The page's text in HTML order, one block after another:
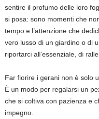
sentire il profumo delle loro
si posa: sono momenti che
tempo e l’attenzione che
vero lusso di un giardino o di
riportarci all’essenziale, di
Far fiorire i gerani non è solo
È un modo per regalarsi un
che si coltiva con pazienza e
impegno.